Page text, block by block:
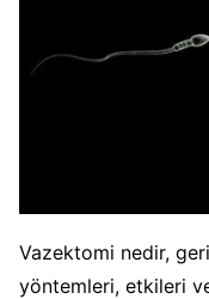
Vazektomi nedir,
yöntemleri, etkileri